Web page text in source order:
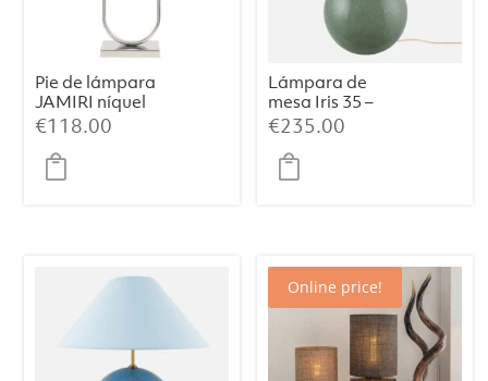
Pie de lámpara
JAMIRI níquel
€118.00
Lámpara de
mesa Iris 35 –
Verde
€235.00
Online price!